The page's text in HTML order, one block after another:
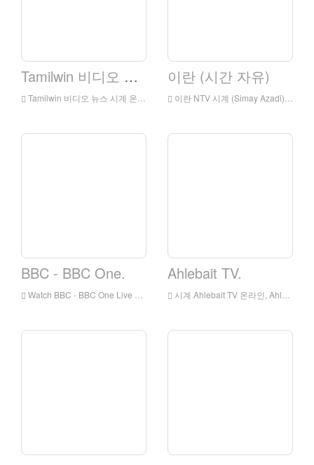
Tamilwin 비디오 뉴스
Tamilwin 비디오 뉴스 시계 온라인, Tamilwin 비디오 뉴스 HD 라이브 스트리밍, Tamilwin 비디오 뉴스 시계 라이브 TV
이란 (시간 자유)
이란 NTV 시계 (Simay Azadi) Live Online, Iranntv (Simay Azadi) HD 라이브 스트리밍, Iranntv (Simay Azadi) 영국에서 라이브 TV 시계
BBC - BBC One.
Watch BBC - BBC One Live Olline, BBC - BBC One HD 라이브 스트리밍, BBC - BBC 잉글랜드에서 한 시계 라이브 TV
Ahlebait TV.
시계 Ahlebait TV 온라인, Ahlebait TV HD 라이브 스트리밍, Ahlebait TV 시계 라이브 TV